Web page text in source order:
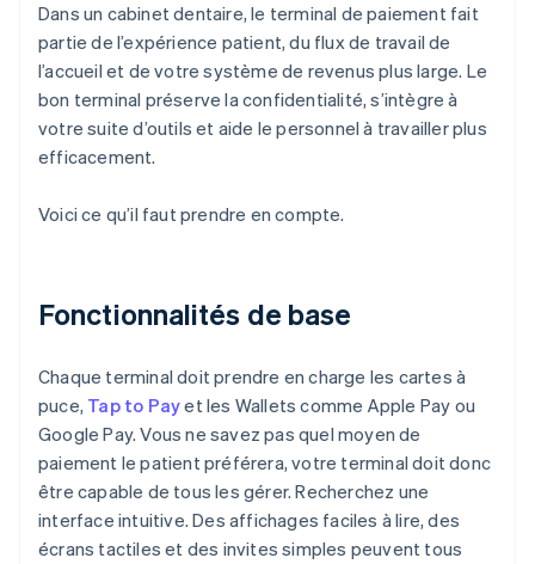
Dans un cabinet dentaire, le terminal de paiement fait
partie de l’expérience patient, du flux de travail de
l’accueil et de votre système de revenus plus large. Le
bon terminal préserve la confidentialité, s’intègre à
votre suite d’outils et aide le personnel à travailler plus
efficacement.
Voici ce qu’il faut prendre en compte.
Fonctionnalités de base
Chaque terminal doit prendre en charge les cartes à
puce, Tap to Payet les Wallets comme Apple Pay ou
Google Pay. Vous ne savez pas quel moyen de
paiement le patient préférera, votre terminal doit donc
être capable de tous les gérer. Recherchez une
interface intuitive. Des affichages faciles à lire, des
écrans tactiles et des invites simples peuvent tous